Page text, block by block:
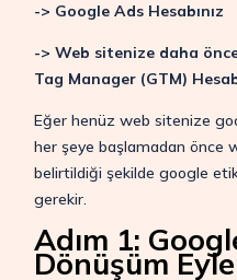
-> Google Ads Hesabınız
-> Web sitenize daha
Tag Manager (GTM)
Eğer henüz web sitenize
her şeye başlamadan önce
belirtildiği şekilde google
gerekir.
Adım 1:
Dönüşüm